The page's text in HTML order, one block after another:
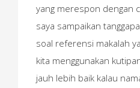
yang merespon dengan
saya sampaikan
soal referensi makalah
kita menggunakan
jauh lebih baik kalau